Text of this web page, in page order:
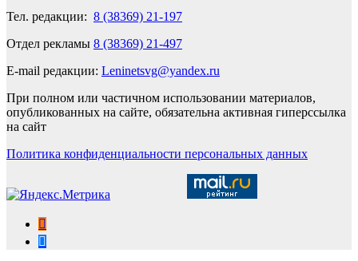
Тел. редакции: 8 (38369) 21-197
Отдел рекламы 8 (38369) 21-497
E-mail редакции: Leninetsvg@yandex.ru
При полном или частичном использовании материалов,
опубликованных на сайте, обязательна активная гиперссылка
на сайт
Политика конфиденциальности персональных данных